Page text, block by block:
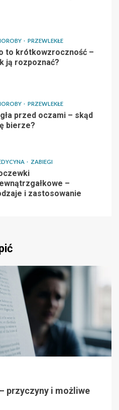
PRZEWLEKŁE
to krótkowzroczność –
ją rozpoznać?
PRZEWLEKŁE
przed oczami – skąd
bierze?
ZABIEGI
–
i zastosowanie
przyczyny i możliwe